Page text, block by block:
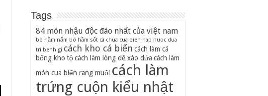
Tags
84 món nhậu độc đáo nhất của việt nam
bò hầm nấm bò hầm sốt cà chua cua bien hap nuoc dua
tri benh gi cách kho cá biển cách làm cá
bống kho tộcách làm lòng dê xào dứa cách làm
món cua biển rang muối cách làm
trứng cuộn kiểu nhật